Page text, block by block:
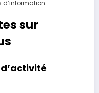
d’information
sur